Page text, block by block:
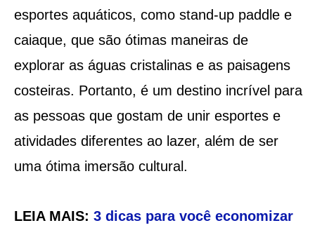
esportes aquáticos, como stand-up paddle e
caiaque, que são ótimas maneiras de
explorar as águas cristalinas e as paisagens
costeiras. Portanto, é um destino incrível para
as pessoas que gostam de unir esportes e
atividades diferentes ao lazer, além de ser
uma ótima imersão cultural.
LEIA MAIS: 3 dicas para você economizar